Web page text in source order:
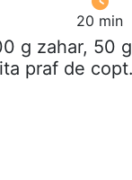
20 min
g zahar, 50
praf de